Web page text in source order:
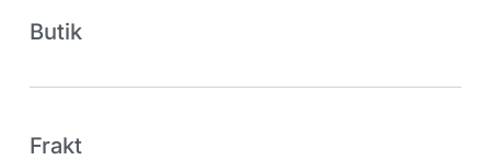
Butik
Frakt